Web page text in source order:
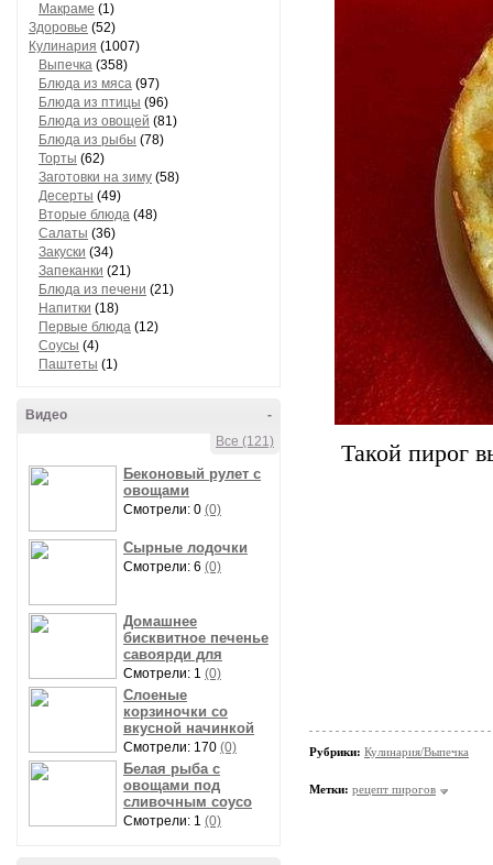
Макраме (1)
Здоровье (52)
Кулинария (1007)
Выпечка (358)
Блюда из мяса (97)
Блюда из птицы (96)
Блюда из овощей (81)
Блюда из рыбы (78)
Торты (62)
Заготовки на зиму (58)
Десерты (49)
Вторые блюда (48)
Салаты (36)
Закуски (34)
Запеканки (21)
Блюда из печени (21)
Напитки (18)
Первые блюда (12)
Соусы (4)
Паштеты (1)
-
Видео
Все (121)
Беконовый рулет с
овощами
Смотрели: 0 (0)
Сырные лодочки
Смотрели: 6 (0)
Домашнее
бисквитное печенье
савоярди для
Смотрели: 1 (0)
Слоеные
корзиночки со
вкусной начинкой
Смотрели: 170 (0)
Белая рыба с
овощами под
сливочным соусо
Смотрели: 1 (0)
Такой пирог
Рубрики: Кулинария/Выпечка
Метки: рецепт пирогов